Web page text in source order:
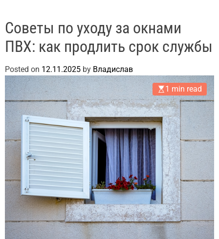
Советы по уходу за окнами
ПВХ: как продлить срок службы
Posted on 12.11.2025 by Владислав
1 min read